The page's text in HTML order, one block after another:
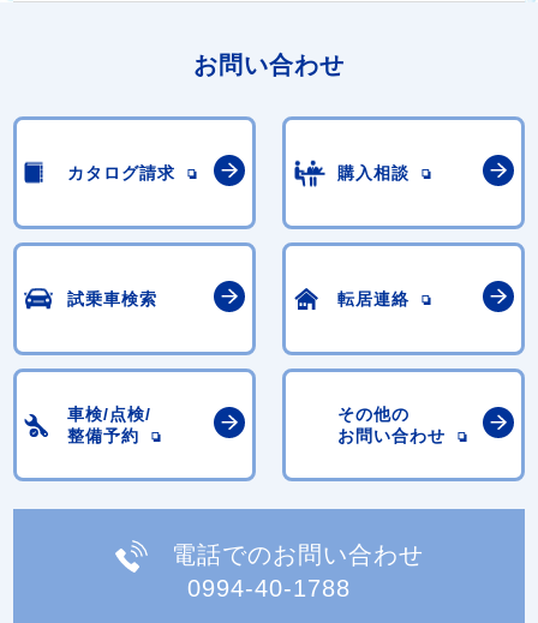
お問い合わせ
カタログ請求 購入相談
試乗車検索 転居連絡
車検/点検/
整備予約
その他の
お問い合わせ
電話でのお問い合わせ
0994-40-1788